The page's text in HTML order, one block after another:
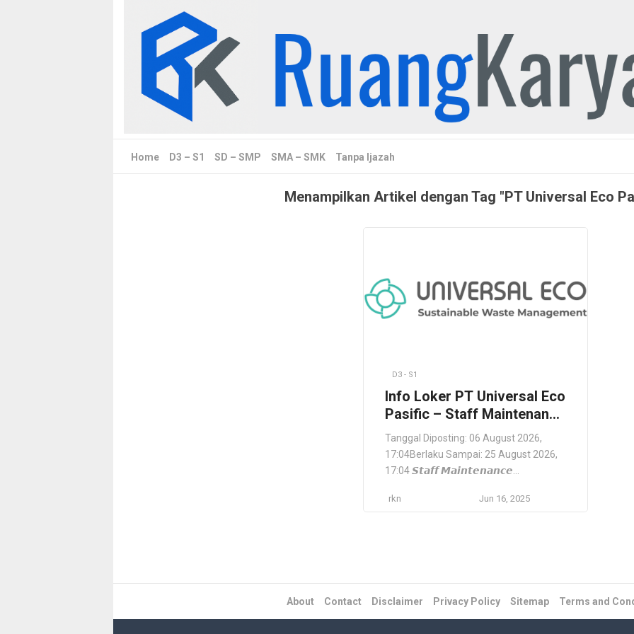
Home D3 – S1 SD – SMP SMA – SMK Tanpa Ijazah
Menampilkan Artikel dengan Tag "PT Universal Eco
D3 - S1
Info Loker PT Universal Eco
Pasific – Staff Maintenance
Transport – Jakarta
Tanggal Diposting: 06 August 2026,
17:04Berlaku Sampai: 25 August 2026,
17:04 𝙎𝙩𝙖𝙛𝙛 𝙈𝙖𝙞𝙣𝙩𝙚𝙣𝙖𝙣𝙘𝙚
Universal Eco Pasific adalah perusahaan
menghadirkan layanan transportasi
yang andal dan berkelanjutan untuk […]
rkn Jun 16, 2025
About Contact Disclaimer Privacy Policy Sitemap Terms and